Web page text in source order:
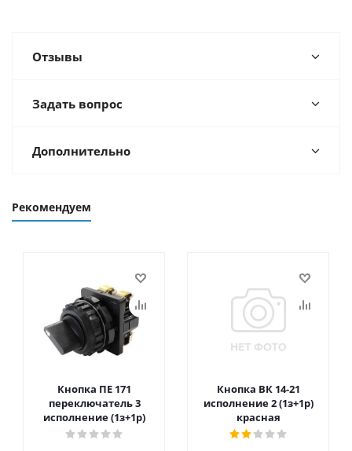
Отзывы
Задать вопрос
Дополнительно
Рекомендуем
Кнопка ПЕ 171
переключатель 3
исполнение (1з+1р)
Кнопка ВК 14-21
исполнение 2 (1з+1р)
красная